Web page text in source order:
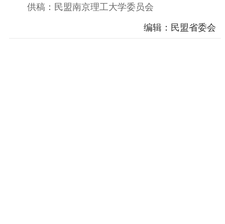
机关机构 工作动态
供稿：民盟南京理工大学委员会
编辑：民盟省委会